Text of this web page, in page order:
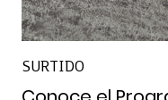
SURTIDO
Conoce el